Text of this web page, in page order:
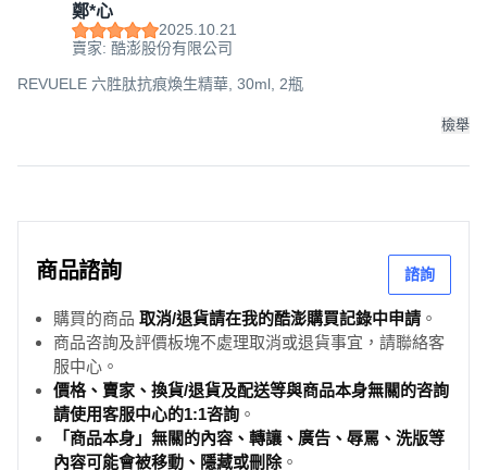
鄭*心
2025.10.21
賣家: 酷澎股份有限公司
REVUELE 六胜肽抗痕煥生精華, 30ml, 2瓶
檢舉
商品諮詢 諮詢
購買的商品 取消/退貨請在我的酷澎購買記錄中申請 。
商品咨詢及評價板塊不處理取消或退貨事宜，請聯絡客
服中心。
價格、賣家、換貨/退貨及配送等與商品本身無關的咨詢
請使用客服中心的1:1咨詢 。
「商品本身」無關的內容、轉讓、廣告、辱罵、洗版等
內容可能會被移動、隱藏或刪除。